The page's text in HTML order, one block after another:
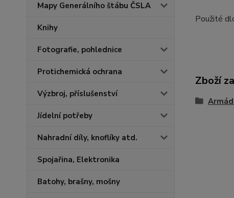
Mapy Generálního štábu ČSLA
Knihy
Fotografie, pohlednice
Protichemická ochrana
Výzbroj, příslušenství
Jídelní potřeby
Nahradní díly, knoflíky atd.
Spojařina, Elektronika
Batohy, brašny, mošny
Použité
Zboží